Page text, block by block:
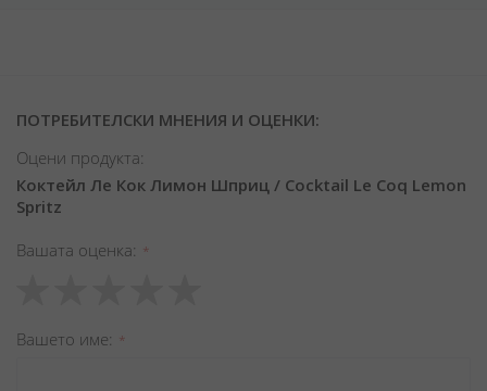
ПОТРЕБИТЕЛСКИ МНЕНИЯ И ОЦЕНКИ:
Оцени продукта:
Коктейл Ле Кок Лимон Шприц / Cocktail Le Coq Lemon
Spritz
Вашата оценка
star
stars
stars
stars
stars
Вашето име